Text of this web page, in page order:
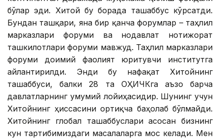
бўлар эди. Хитой бу борада ташаббус кўрсатди.
Бундан ташқари, яна бир қанча форумлар – таҳлил
марказлари форуми ва нодавлат нотижорат
ташкилотлари форуми мавжуд. Таҳлил марказлари
форуми доимий фаолият юритувчи институтга
айлантирилди. Энди бу нафақат Хитойнинг
ташаббуси, балки 28 та ОҲИЧКга аъзо барча
давлатларнинг умумий лойиҳасидир. Шунинг учун
Хитойнинг ҳиссасини ортиқча баҳолаб бўлмайди.
Хитойнинг глобал ташаббуслари асосан бизнинг
кун тартибимиздаги масалаларга мос келади. Мен